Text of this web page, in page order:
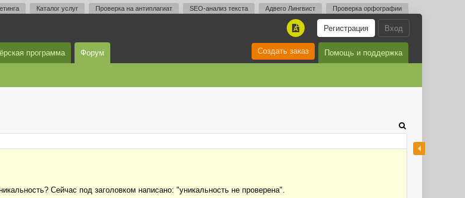
Каталог услуг Проверка на антиплагиат SEO-анализ текста Адвего Лингвист Проверка орфографии
Вход
Регистрация
A
программа Форум Помощь и поддержка
Создать заказ
Сейчас под заголовком написано: "уникальность не проверена".